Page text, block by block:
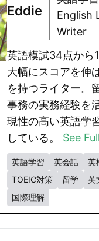
Eddie
English
Writer
英語模試34点から
大幅にスコアを伸
を持つライター。
事務の実務経験を
現性の高い英語学
している。 See
英語学習 英会話
英
TOEIC対策
留学
英
国際理解